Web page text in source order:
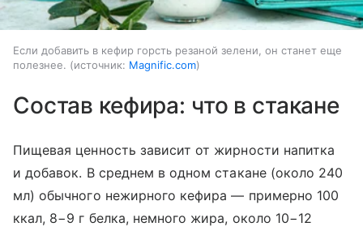
Если добавить в кефир горсть резаной зелени, он станет еще
полезнее.
источник: Magnific.com
Состав кефира: что в стакане
Пищевая ценность зависит от жирности напитка
и добавок. В среднем в одном стакане (около 240
мл) обычного нежирного кефира — примерно 100
ккал, 8−9 г белка, немного жира, около 10−12